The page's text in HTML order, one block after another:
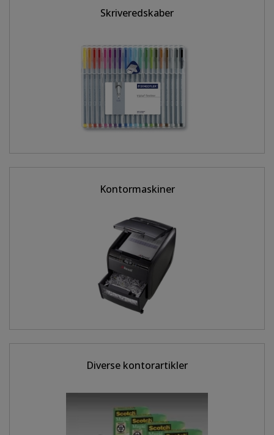
Skriveredskaber
Kontormaskiner
Diverse kontorartikler